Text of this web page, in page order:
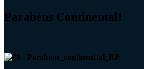
Parabéns Continental!